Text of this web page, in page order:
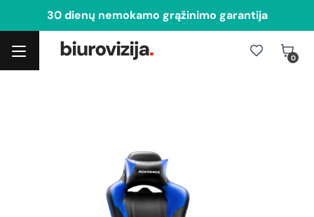
30 dienų nemokamo grąžinimo garantija
0